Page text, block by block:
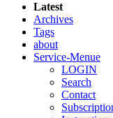
Latest
Archives
Tags
about
Service-Menue
LOGIN
Search
Contact